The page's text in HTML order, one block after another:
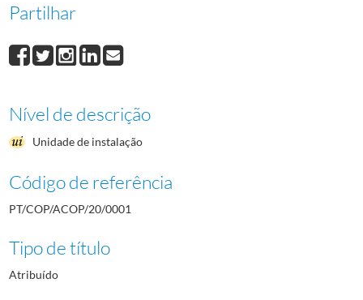
Partilhar
Nível de descrição
Unidade de instalação
Código de referência
PT/COP/ACOP/20/0001
Tipo de título
Atribuído